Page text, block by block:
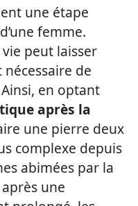
une étape
femme.
peut laisser
nécessaire de
en optant
après la
une pierre deux
complexe depuis
abimées par la
une